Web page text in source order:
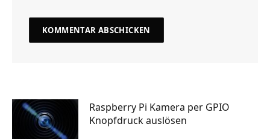
Raspberry Pi Kamera per GPIO
Knopfdruck auslösen